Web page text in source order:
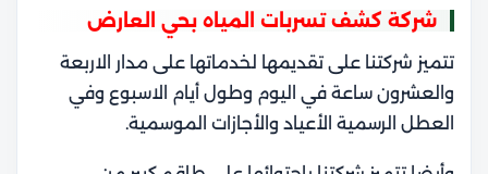
شركة كشف تسربات المياه بحي العارض
تتميز شركتنا على تقديمها لخدماتها على مدار الاربعة
والعشرون ساعة في اليوم وطول أيام الاسبوع وفي
العطل الرسمية الأعياد والأجازات الموسمية.